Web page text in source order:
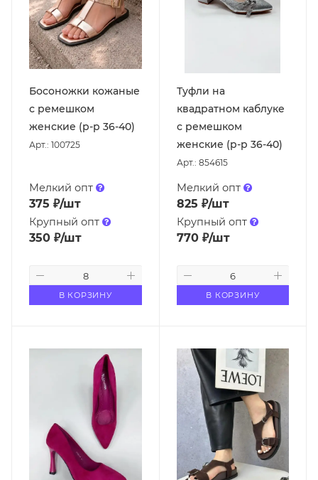
Босоножки кожаные
с ремешком
женские (р-р 36-40)
Арт.: 100725
Мелкий опт
375 ₽/шт
Крупный опт
350 ₽/шт
В КОРЗИНУ
Туфли на
квадратном каблуке
с ремешком
женские (р-р 36-40)
Арт.: 854615
Мелкий опт
825 ₽/шт
Крупный опт
770₽/шт
В КОРЗИНУ